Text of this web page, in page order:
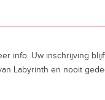
info. Uw inschrijving
Labyrinth en nooit